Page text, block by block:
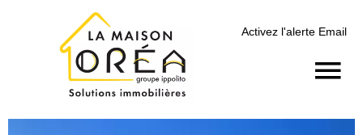
Activez l'alerte Email